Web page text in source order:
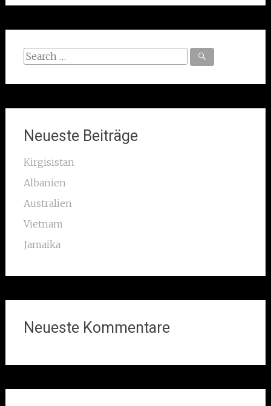
Search
Neueste Beiträge
Kirgisistan
Albanien
Australien
Vietnam
Jamaika
Neueste Kommentare